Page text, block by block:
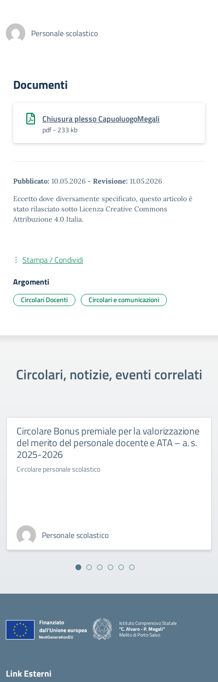
Personale scolastico
Documenti
Chiusura plesso CapuoluogoMegali
pdf - 233 kb
Pubblicato: 10.05.2026 - Revisione: 11.05.2026
Eccetto dove diversamente specificato, questo articolo è
stato rilasciato sotto Licenza Creative Commons
Attribuzione 4.0 Italia.
Stampa / Condividi
Argomenti
Circolari Docenti Circolari e comunicazioni
Circolari, notizie, eventi correlati
Circolare Bonus premiale per la valorizzazione
del merito del personale docente e ATA – a. s.
2025-2026
Circolare personale scolastico
Personale scolastico
Istituto Comprensivo Statale
"C. Alvaro - P. Megali"
Melito di Porto Salvo
Link Esterni